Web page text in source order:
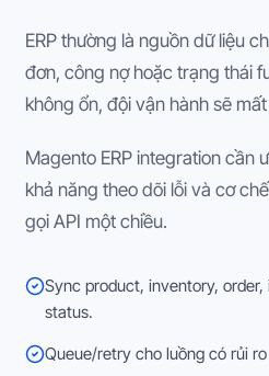
ERP thường là nguồn dữ liệu
đơn, công nợ hoặc trạng thái
không ổn, đội vận hành sẽ
Magento ERP integration cần
khả năng theo dõi lỗi và cơ
gọi API một chiều.
Sync product, inventory,
status.
Queue/retry cho luồng có rủi